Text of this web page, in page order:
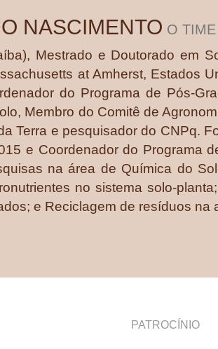
NASCIMENTO O
Mestrado e Doutorado em
at Amherst, Estados
do Programa de Pós-
Membro do Comitê de
Terra e pesquisador do CNPq.
e Coordenador do Programa
na área de Química do
no sistema solo-
e Reciclagem de resíduos na
PATROCÍNIO